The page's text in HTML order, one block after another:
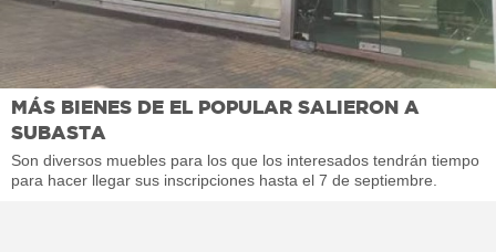
MÁS BIENES DE EL POPULAR SALIERON A
SUBASTA
Son diversos muebles para los que los interesados tendrán tiempo
para hacer llegar sus inscripciones hasta el 7 de septiembre.